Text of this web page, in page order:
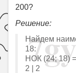
200?
Решение:
Найдем
18:
НОК (24; 18)
2 | 2